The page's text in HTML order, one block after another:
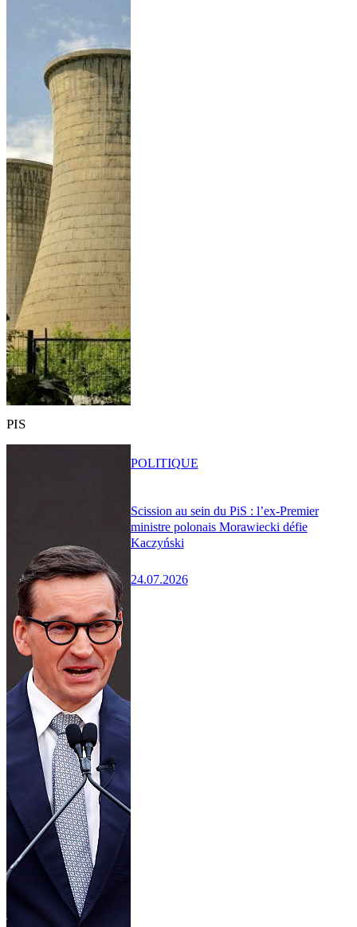
PIS
Scission au sein du PiS : l’ex-Premier
ministre polonais Morawiecki défie
Kaczyński
24.07.2026
POLITIQUE